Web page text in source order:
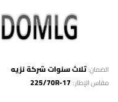
الضمان:ثلاث سنوات شركة نزيه
مقاس الإطار:
225/70R-17